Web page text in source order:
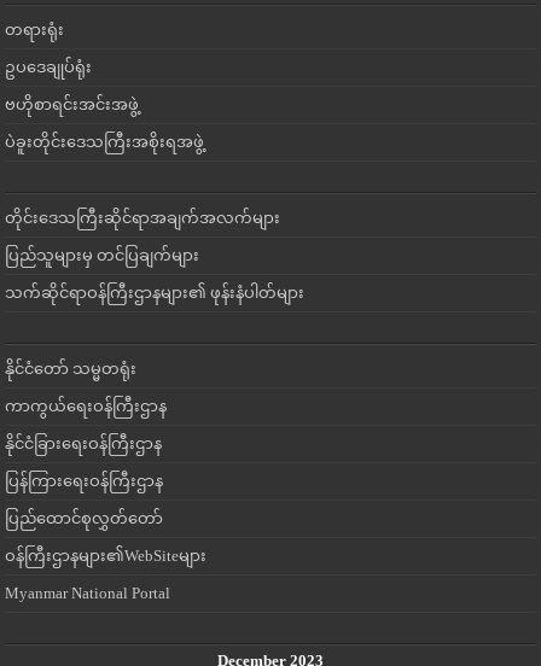
တရားရုံး
ဥပဒေချုပ်ရုံး
ဗဟိုစာရင်းအင်းအဖွဲ့
ပဲခူးတိုင်းဒေသကြီးအစိုးရအဖွဲ့
တိုင်းဒေသကြီးဆိုင်ရာအချက်အလက်များ
ပြည်သူများမှ တင်ပြချက်များ
သက်ဆိုင်ရာဝန်ကြီးဌာနများ၏ ဖုန်းနံပါတ်များ
နိုင်ငံတော် သမ္မတရုံး
ကာကွယ်ရေးဝန်ကြီးဌာန
နိုင်ငံခြားရေးဝန်ကြီးဌာန
ပြန်ကြားရေးဝန်ကြီးဌာန
ပြည်ထောင်စုလွှတ်တော်
ဝန်ကြီးဌာနများ၏WebSiteများ
Myanmar National Portal
December 2023